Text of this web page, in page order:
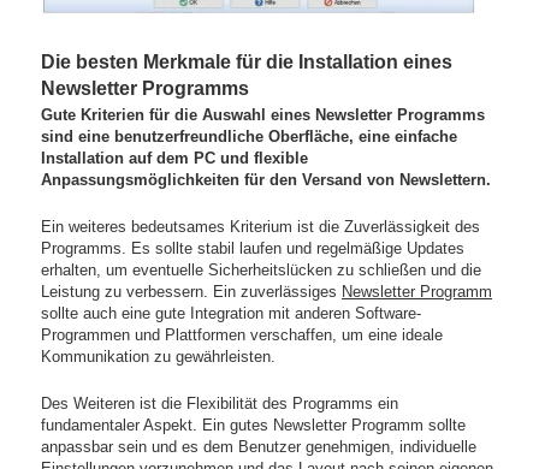
Die besten Merkmale für die Installation eines
Newsletter Programms
Gute Kriterien für die Auswahl eines Newsletter Programms
sind eine benutzerfreundliche Oberfläche, eine einfache
Installation auf dem PC und flexible
Anpassungsmöglichkeiten für den Versand von Newslettern.
Ein weiteres bedeutsames Kriterium ist die Zuverlässigkeit des
Programms. Es sollte stabil laufen und regelmäßige Updates
erhalten, um eventuelle Sicherheitslücken zu schließen und die
Leistung zu verbessern. Ein zuverlässiges Newsletter Programm
sollte auch eine gute Integration mit anderen Software-
Programmen und Plattformen verschaffen, um eine ideale
Kommunikation zu gewährleisten.
Des Weiteren ist die Flexibilität des Programms ein
fundamentaler Aspekt. Ein gutes Newsletter Programm sollte
anpassbar sein und es dem Benutzer genehmigen, individuelle